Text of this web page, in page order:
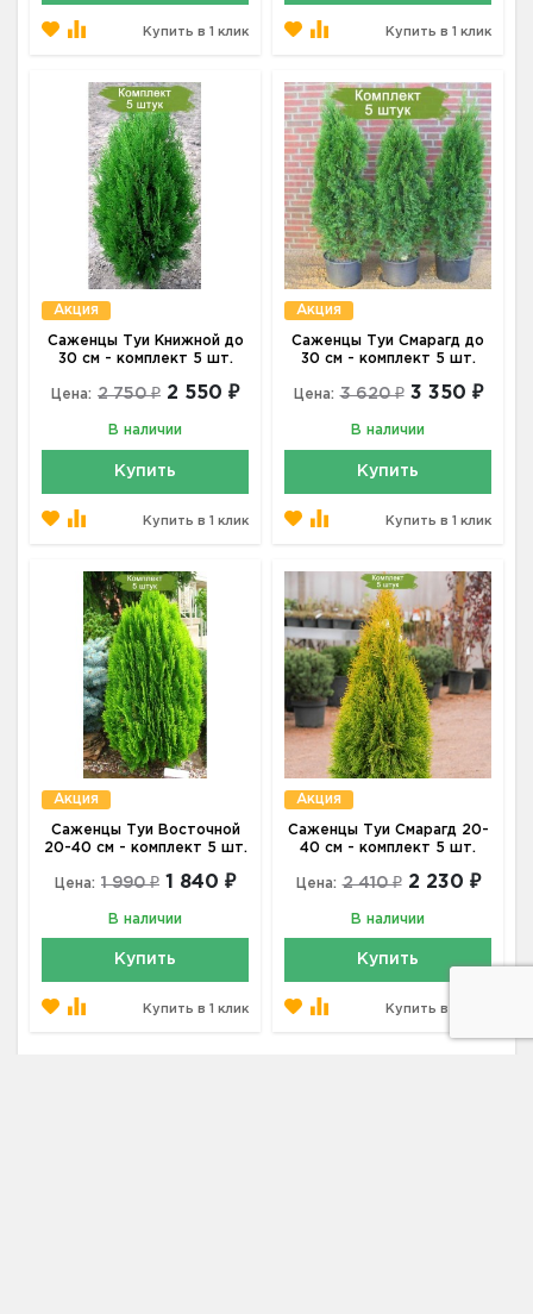
Купить в 1 клик Купить в 1 клик
Акция
Саженцы Туи Книжной до
30 см - комплект 5 шт.
Цена: 2 750 ₽ 2 550 ₽
В наличии
Купить
Купить в 1 клик
Акция
Саженцы Туи Смарагд до
30 см - комплект 5 шт.
Цена: 3 620 ₽ 3 350 ₽
В наличии
Купить
Купить в 1 клик
Акция
Саженцы Туи Восточной
20-40 см - комплект 5 шт.
Цена: 1 990 ₽ 1 840 ₽
В наличии
Купить
Купить в 1 клик
Акция
Саженцы Туи Смарагд 20-
40 см - комплект 5 шт.
Цена: 2 410 ₽ 2 230 ₽
В наличии
Купить
Купить в 1 клик